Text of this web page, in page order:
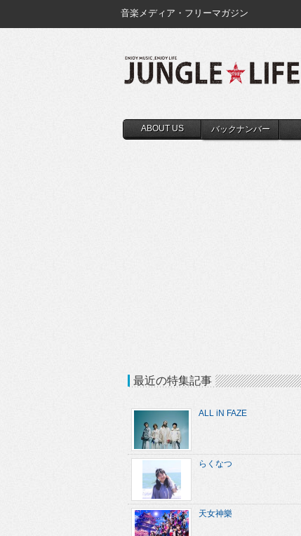
音楽メディア・フリーマガジン
ABOUT US バックナンバー
最近の特集記事
ALL iN FAZE
らくなつ
天女神樂